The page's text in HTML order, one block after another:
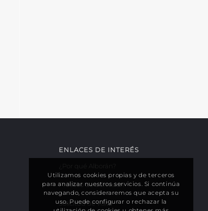
ENLACES DE INTERÉS
¿Por qué Alborán?
Proceso de admisión
Solicitud de visita
Utilizamos cookies propias y de terceros
para analizar nuestros servicios. Si continúa
navegando, consideraremos que acepta su
uso. Puede configurar o rechazar la